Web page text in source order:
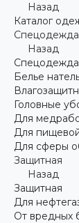
Назад
Каталог
Спецодежда
Назад
Спецодежда
Белье
Головные
Для
Для
Для сферы
Защитная
Назад
Защитная
Для
От вредных